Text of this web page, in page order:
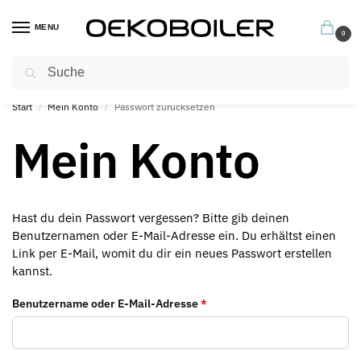
MENU
0
Profitieren Sie jetzt von unseren hervorragenden Garantiebedingungen
Start / Mein Konto / Passwort zurücksetzen
Mein Konto
Hast du dein Passwort vergessen? Bitte gib deinen
Benutzernamen oder E-Mail-Adresse ein. Du erhältst einen
Link per E-Mail, womit du dir ein neues Passwort erstellen
kannst.
Benutzername oder E-Mail-Adresse*